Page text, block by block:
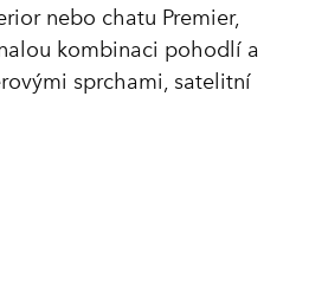
nebo chatu Premier,
kombinaci pohodlí a
sprchami, satelitní